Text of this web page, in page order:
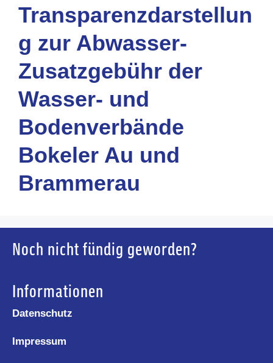
Transparenzdarstellun
g zur Abwasser-
Zusatzgebühr der
Wasser- und
Bodenverbände
Bokeler Au und
Brammerau
Noch nicht fündig geworden?
Informationen
Datenschutz
Impressum